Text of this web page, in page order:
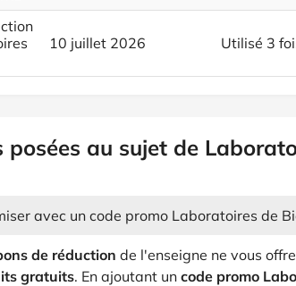
10 juillet 2026 Utilisé 3
posées au sujet de
avec un code promo Laboratoires de
de réduction de l'enseigne ne vous
gratuits. En ajoutant un code promo